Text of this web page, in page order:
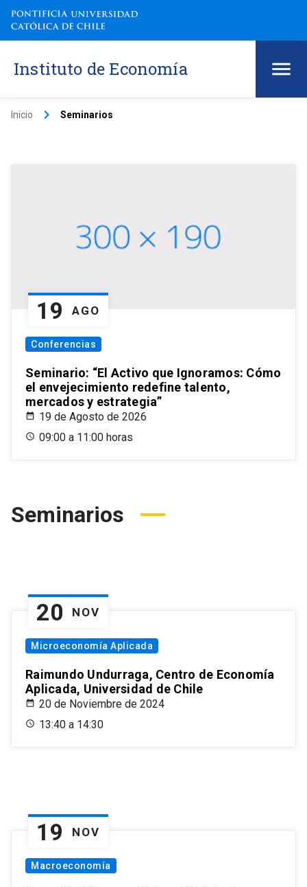
Instituto de Economía
Inicio keyboard_arrow_right Seminarios
19 AGO
Conferencias
Seminario: “El Activo que Ignoramos: Cómo
el envejecimiento redefine talento,
mercados y estrategia”
19 de Agosto de 2026
09:00 a 11:00 horas
Seminarios
20 NOV
Microeconomía Aplicada
Raimundo Undurraga, Centro de Economía
Aplicada, Universidad de Chile
20 de Noviembre de 2024
13:40 a 14:30
19 NOV
Macroeconomía